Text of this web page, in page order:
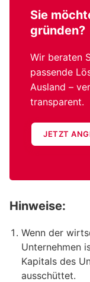
Sie
gründen?
Wir beraten
passende
Ausland –
transparent.
JETZT
Hinweise:
Wenn der
Unternehmen
Kapitals des
ausschüttet.